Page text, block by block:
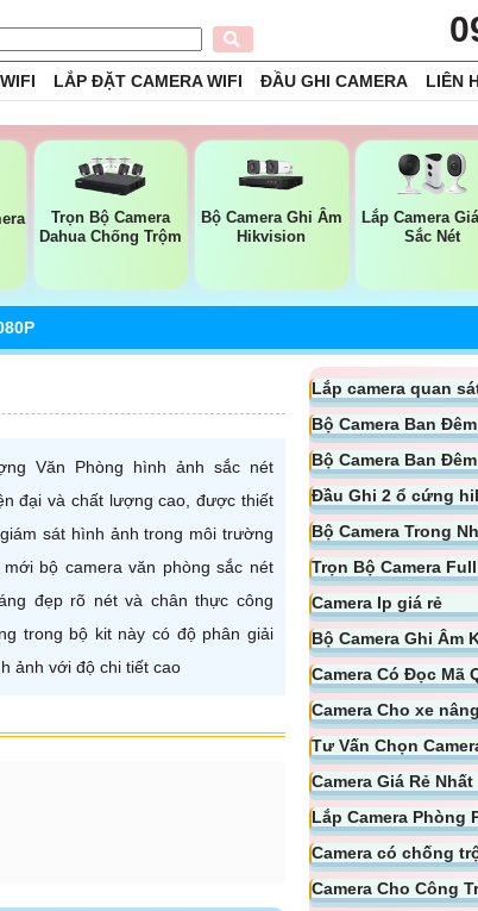
LẮP ĐẶT CAMERA WIFI ĐẦU GHI CAMERA LIÊN
Trọn Bộ Camera
Dahua Chống Trộm
Bộ Camera Ghi Âm
Hikvision
Lắp Camera
Sắc Nét
Văn Phòng hình ảnh sắc nét
đại và chất lượng cao, được thiết
sát hình ảnh trong môi trường
bộ camera văn phòng sắc nét
đẹp rõ nét và chân thực công
trong bộ kit này có độ phân giải
ảnh với độ chi tiết cao
Lắp camera quan
Bộ Camera Ban
Bộ Camera Ban
Đầu Ghi 2 ổ cứng
Bộ Camera Trong
Trọn Bộ Camera
Camera Ip giá rẻ
Bộ Camera Ghi Âm
Camera Có Đọc Mã
Camera Cho xe nâng
Tư Vấn Chọn
Camera Giá Rẻ Nhất
Lắp Camera Phòng
Camera có chống
Camera Cho Công